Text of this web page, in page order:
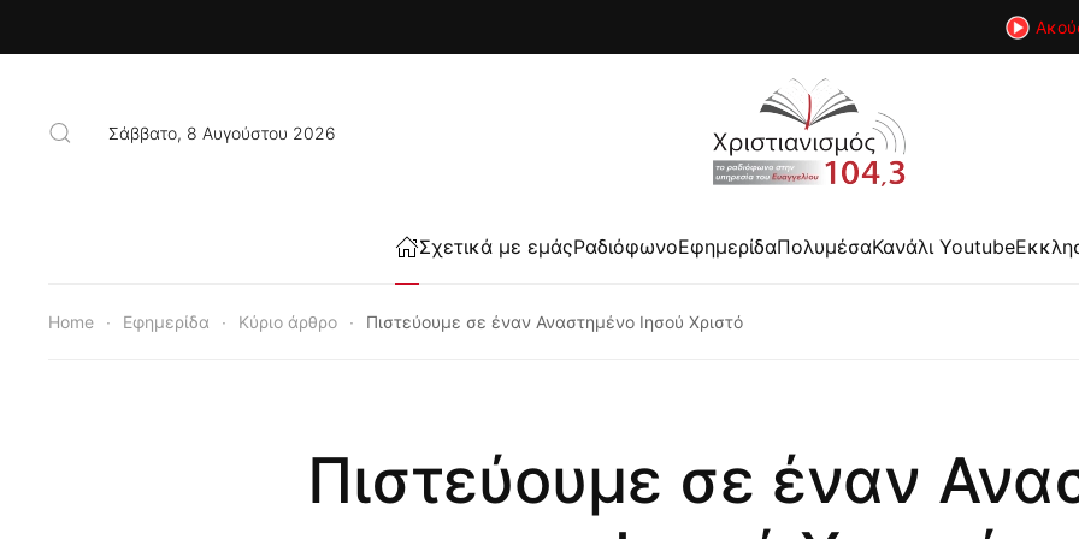
Σάββατο, 8 Αυγούστου 2026
Σχετικά με εμάςΡαδιόφωνοΕφημερίδαΠολυμέσαΚανάλι Youtube
Home Εφημερίδα Κύριο άρθρο Πιστεύουμε σε έναν Αναστημένο Ιησού Χριστό
Πιστεύουμε σε έναν